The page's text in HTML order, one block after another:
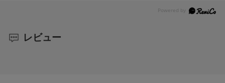
レビュー